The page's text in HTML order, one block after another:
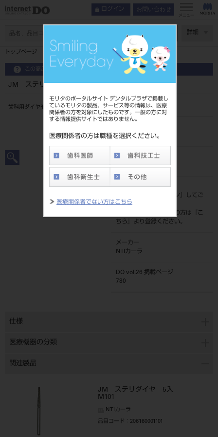
モリタのポータルサイト デンタルプラザで掲載し
ているモリタの製品、サービス等の情報は、医療
関係者の方を対象にしたものです。一般の方に対
する情報提供サイトではありません。
医療関係者の方は職種を選択ください。
≫ 医療関係者でない方はこちら
ログイン お問い合わせ
メニュー
詳細
トップページ JM ステリダイヤ 5入 M104L
この商品に関するお問い合わせ
JM ステリダイヤ 5入 M104L
歯科用ダイヤモンドバー
206160001104L
JAN/EANコード
標準価格
ログイン
』してご
覧ください。
ネット会員登録がまだの方は『
こ
ちら
』より登録ください。
メーカー
NTIカーラ
DO vol.26 掲載ページ
780
仕様
医療機器の分類
関連製品
JM ステリダイヤ 5入
M101
NTIカーラ
品目コード ：206160001101